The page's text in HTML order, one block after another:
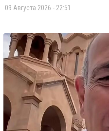
09 Августа 2026 - 22:51